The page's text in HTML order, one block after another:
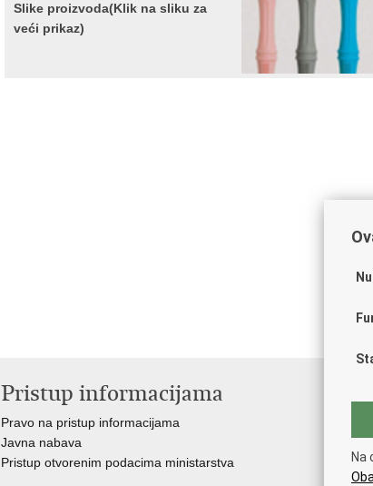
Slike proizvoda(Klik na sliku za
veći prikaz)
Pristup informacijama
Pravo na pristup informacijama
Javna nabava
Pristup otvorenim podacima ministarstva
Na